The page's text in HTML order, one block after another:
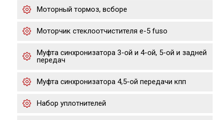
Моторный тормоз, всборе
Моторчик стеклоотчистителя е-5 fuso
Муфта синхронизатора 3-ой и 4-ой, 5-ой и задней
передач
Муфта синхронизатора 4,5-ой передачи кпп
Набор уплотнителей